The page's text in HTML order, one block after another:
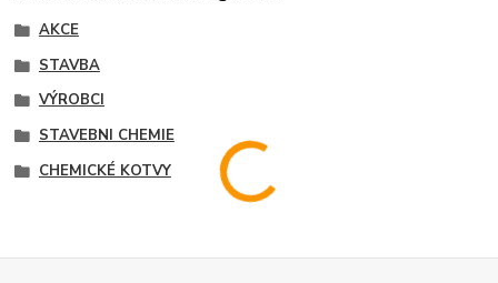
AKCE
STAVBA
VÝROBCI
STAVEBNI CHEMIE
CHEMICKÉ KOTVY